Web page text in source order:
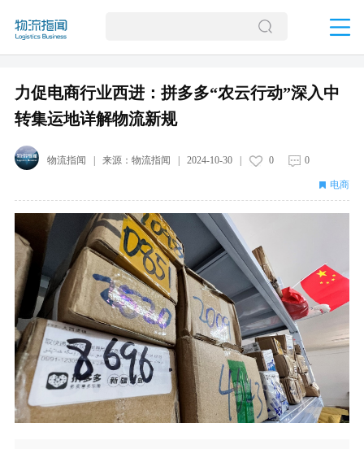
力促电商行业西进：拼多多“农云行动”深入中
转集运地详解物流新规
物流指闻 | 来源： 物流指闻 2024-10-30| 0 0
电商